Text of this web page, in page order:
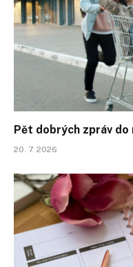
Pět dobrých zpráv do
20. 7. 2026